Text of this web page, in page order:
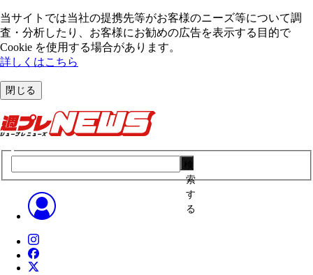
当サイトでは当社の提携先等がお客様のニーズ等について調
査・分析したり、お客様にお勧めの広告を表⽰する⽬的で
Cookie を使⽤する場合があります。
詳しくはこちら
閉じる
索
す
る